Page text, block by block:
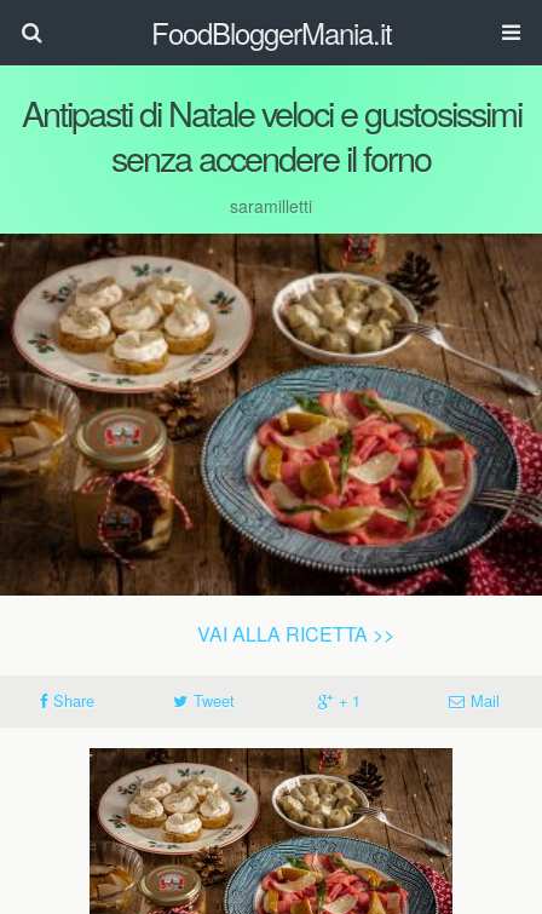
FoodBloggerMania.it
Antipasti di Natale veloci e gustosissimi
senza accendere il forno
saramilletti
VAI ALLA RICETTA >>
Share Tweet + 1 Mail